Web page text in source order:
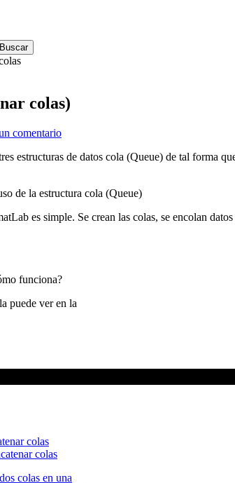
colas)
comentario
estructuras de datos cola (Queue) de tal forma
de la estructura cola (Queue)
es simple. Se crean las colas, se encolan
funciona?
puede ver en la
colas